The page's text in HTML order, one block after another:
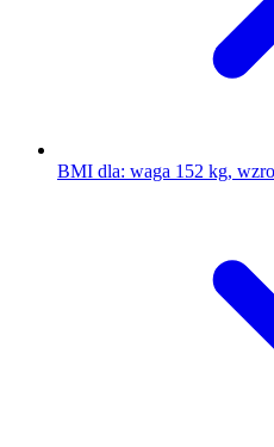
BMI dla: waga 152 kg,